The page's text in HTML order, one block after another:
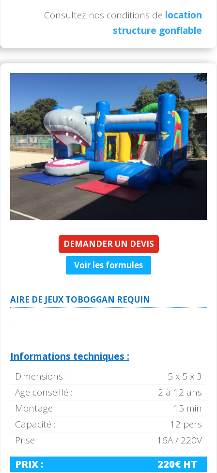
Consultez nos conditions de location
structure gonflable
DEMANDER UN DEVIS
Voir les formules
AIRE DE JEUX TOBOGGAN REQUIN
.
Informations techniques :
Dimensions :
5 x 5 x 3
Age conseillé :
2 à 12 ans
Montage :
15 min
Capacité :
12 pers
Prise :
16A / 220V
PRIX : 220€ HT